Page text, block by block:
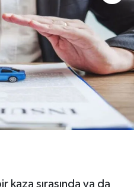
kaza sırasında ya da